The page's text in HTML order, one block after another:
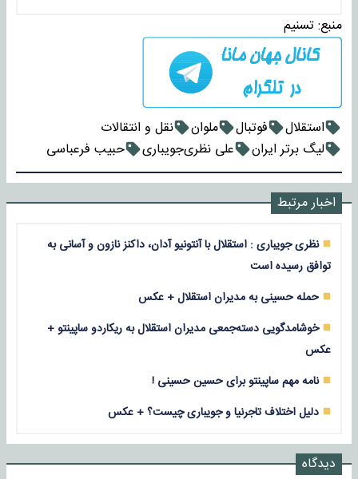
منبع:تسنیم
استقلال فوتبال ملوان
نقل و انتقالات
لیگ برتر ایران
علی نظری‌جویباری حبیب فرعباسی
اخبار مرتبط
نظری جویباری : استقلال با آنتونیو آدان، داکنز نازون و آسانی به
توافق رسیده است
حمله حسینی به مدیران استقلال + عکس
خوشامدگویی دسته‌جمعی مدیران استقلال به ریکاردو ساپینتو +
عکس
نامه مهم ساپینتو برای حسین حسینی !
دلیل اختلاف تاجرنیا و جویباری چیست؟ + عکس
دیدگاه